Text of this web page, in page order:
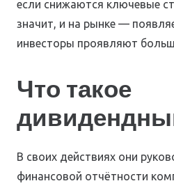
если снижаются ключевые
значит, и на рынке —
инвесторы проявляют
Что такое
В своих действиях они
финансовой отчётности